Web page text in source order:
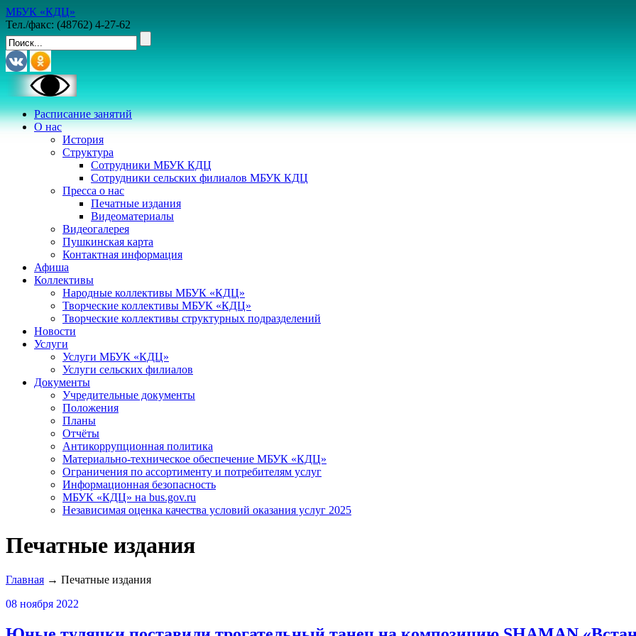
МБУК «КДЦ»
Тел./факс: (48762) 4-27-62
Расписание занятий
О нас
История
Структура
Сотрудники МБУК КДЦ
Сотрудники сельских филиалов МБУК КДЦ
Пресса о нас
Печатные издания
Видеоматериалы
Видеогалерея
Пушкинская карта
Контактная информация
Афиша
Коллективы
Народные коллективы МБУК «КДЦ»
Творческие коллективы МБУК «КДЦ»
Творческие коллективы структурных подразделений
Новости
Услуги
Услуги МБУК «КДЦ»
Услуги сельских филиалов
Документы
Учредительные документы
Положения
Планы
Отчёты
Антикоррупционная политика
Материально-техническое обеспечение МБУК «КДЦ»
Ограничения по ассортименту и потребителям услуг
Информационная безопасность
МБУК «КДЦ» на bus.gov.ru
Независимая оценка качества условий оказания услуг 2025
Печатные издания
Главная → Печатные издания
08 ноября 2022